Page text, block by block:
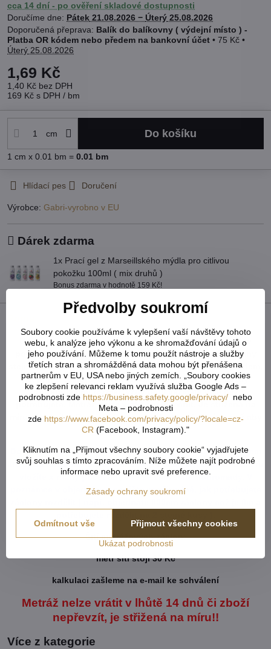
cca 14 dní - po ověření skladové dostupnosti
Doručíme dne: Pátek 21.08.2026 − Úterý 25.08.2026
Balík do balíkovny ( výdejní místo ) -
Platba OR kódem nebo předem na bankovní účet • 75 Kč •
Úterý 25.08.2026
1,69 Kč
1,40 Kč bez DPH
169 Kč s DPH / bm
cm Do košíku
1 cm x 0.01 bm = 0.01 bm
Hlídací pes Doručení
Výrobce: Gabri-vyrobno v EU
Dárek zdarma
1x Prací gel z Marseillského mýdla pro citlivou
pokožku 100ml ( mix druhů )
Bonus zdarma v hodnotě 159 Kč!
U tvarovaných záclon čí vzororvaných látek ( závěsů ) je
potřeba počítat s nějakým prostřihem, aby byly obě strany
stejné po ušití a to samé platí pro vzor. Nikdy nevíme předem,
jak přijde záclona ustřižená vzhledem k tomu, že každý
potřebuje jiný rozměr. Vždy tedy vezměte více než
potřebujete. Metráž nelze vrátit ani vyměnit. Je střižená na
míru zákazníka. Doporučejeme objednat o něco více, než aby
Vám chybělo.
Do košíku vkládejte celkový počet v cm ( např. 1,7m = 170cm
atd...) od každého rozměru či barvy. Pokud u jednoho rozměru
vložíte x různý počet cm, vše se vám sčítá dohromady. V
poznámce v objednávce napište popřípadně, jak potřebujete
Šití metrážových záclon:
metr šití stojí 30 Kč
kalkulaci zašleme na e-mail ke schválení
Metráž nelze vrátit v lhůtě 14 dnů či zboží
nepřevzít, je střižená na míru!!
Více z kategorie
Předvolby soukromí
Soubory cookie používáme k vylepšení vaší návštěvy tohoto
webu, k analýze jeho výkonu a ke shromažďování údajů o
jeho používání. Můžeme k tomu použít nástroje a služby
třetích stran a shromážděná data mohou být přenášena
partnerům v EU, USA nebo jiných zemích. „Soubory cookies
ke zlepšení relevanci reklam využívá služba Google Ads –
podrobnosti zde https://business.safety.google/privacy/ nebo
Meta – podrobnosti
zde https://www.facebook.com/privacy/policy/?locale=cz-
CR (Facebook, Instagram)."
Kliknutím na „Přijmout všechny soubory cookie“ vyjadřujete
svůj souhlas s tímto zpracováním. Níže můžete najít podrobné
informace nebo upravit své preference.
Zásady ochrany soukromí
Ukázat podrobnosti
Přijmout všechny cookies
Odmítnout vše